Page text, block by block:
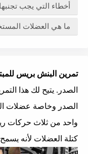
أخطاء التي يجب
ما هي العضلات
تمرين البنش بريس
الصدر. يتيح لك هذا
الصدر وخاصة عضلات
واحد من ثلاث حركات
كتلة العضلات لأنه يسمح